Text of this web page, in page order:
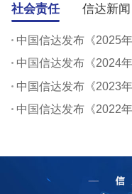
社会责任 信达新闻